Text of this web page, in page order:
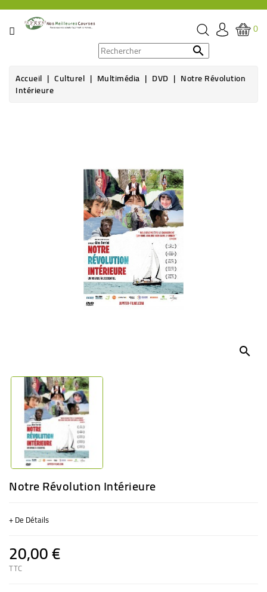
CATÉGORIE
ÉPICERIE
0

Accueil Culturel Multimédia DVD Notre Révolution
Intérieure
search
Notre Révolution Intérieure
+ De Détails
20,00 €
TTC